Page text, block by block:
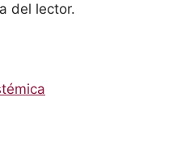
del lector.